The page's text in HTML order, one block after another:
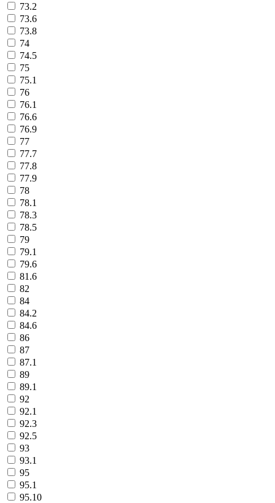
73.2
73.6
73.8
74
74.5
75
75.1
76
76.1
76.6
76.9
77
77.7
77.8
77.9
78
78.1
78.3
78.5
79
79.1
79.6
81.6
82
84
84.2
84.6
86
87
87.1
89
89.1
92
92.1
92.3
92.5
93
93.1
95
95.1
95.10